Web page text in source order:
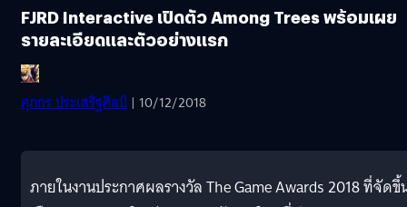
FJRD Interactive เปิดตัว Among Trees พร้อมเผย
รายละเอียดและตัวอย่างแรก
ศุภกร ประเสริฐศิลป์ | 10/12/2018
ภายในงานประกาศผลรางวัล The Game Awards 2018 ที่จัด